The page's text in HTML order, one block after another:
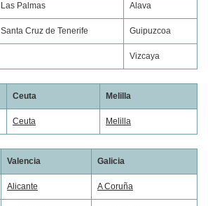
Las Palmas Alava
Santa Cruz de Tenerife Guipuzcoa
Vizcaya
Ceuta Melilla
Ceuta Melilla
Valencia Galicia
Alicante A Coruña